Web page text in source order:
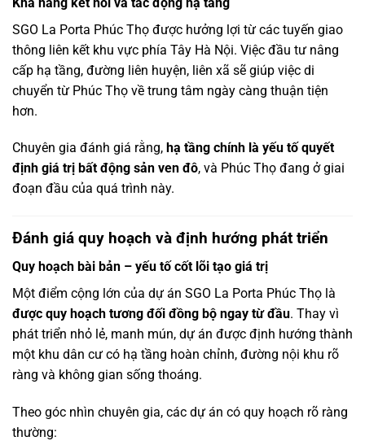
SGO La Porta Phúc Thọ được hưởng lợi từ các tuyến giao
thông liên kết khu vực phía Tây Hà Nội. Việc đầu tư nâng
cấp hạ tầng, đường liên huyện, liên xã sẽ giúp việc di
chuyển từ Phúc Thọ về trung tâm ngày càng thuận tiện
hơn.
Chuyên gia đánh giá rằng, hạ tầng chính là yếu tố quyết
định giá trị bất động sản ven đô, và Phúc Thọ đang ở giai
đoạn đầu của quá trình này.
Đánh giá quy hoạch và định hướng phát triển
Quy hoạch bài bản – yếu tố cốt lõi tạo giá trị
Một điểm cộng lớn của dự án SGO La Porta Phúc Thọ là
được quy hoạch tương đối đồng bộ ngay từ đầu. Thay vì
phát triển nhỏ lẻ, manh mún, dự án được định hướng thành
một khu dân cư có hạ tầng hoàn chỉnh, đường nội khu rõ
ràng và không gian sống thoáng.
Theo góc nhìn chuyên gia, các dự án có quy hoạch rõ ràng
thường: